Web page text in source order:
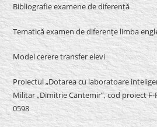
Bibliografie examene de diferență
Tematică examen de diferențe limba
Model cerere transfer elevi
Proiectul „Dotarea cu laboratoare
Militar „Dimitrie Cantemir”, cod proiect F-
0598